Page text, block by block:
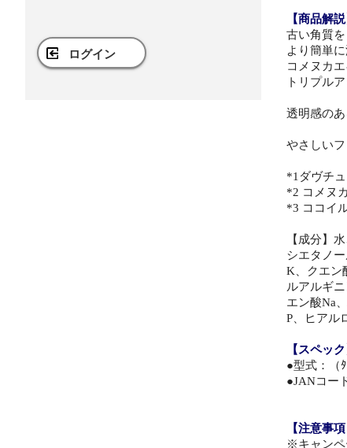
ログイン
【商品解説
古い角質を
より簡単に
コメヌカ
トリプル
透明感のあ
やさしいフ
*1ダヴチ
*2 コメヌ
*3 ココイ
【成分】
シエタノ
K、クエン
ルアルギ
エン酸Na
P、ヒアル
【スペック
●型式：（ﾀ
●JANコー
【注意事
※キャンペ